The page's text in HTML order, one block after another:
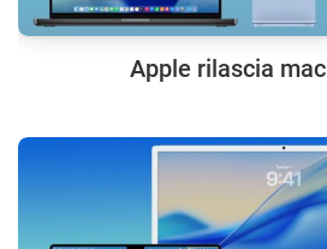
Apple rilascia